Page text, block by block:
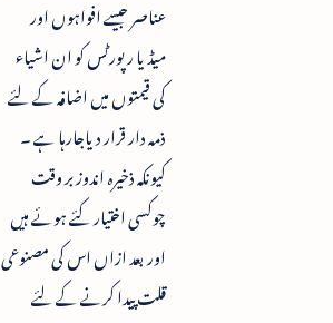
عناصر جیسے افواہوں اور
میڈیا رپورٹس کو ان اشیاء
کی قیمتوں میں اضافہ کے لئے
ذمہ دار قرار دیاجارہا ہے ۔
کیونکہ ذخیرہ اندوز بر وقت
چوکسی اختیار کئے ہوئے ہیں
اور بعد ازاں اس کی مصنوعی
قلت پیدا کرنے کے لئے